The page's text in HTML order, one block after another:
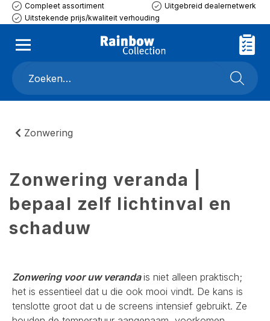
Compleet assortiment
Uitgebreid dealernetwerk
Uitstekende prijs/kwaliteit verhouding
Zonwering
Zonwering veranda |
bepaal zelf lichtinval en
schaduw
Zonwering voor uw verandais niet alleen praktisch;
het is essentieel dat u die ook mooi vindt. De kans is
tenslotte groot dat u de screens intensief gebruikt. Ze